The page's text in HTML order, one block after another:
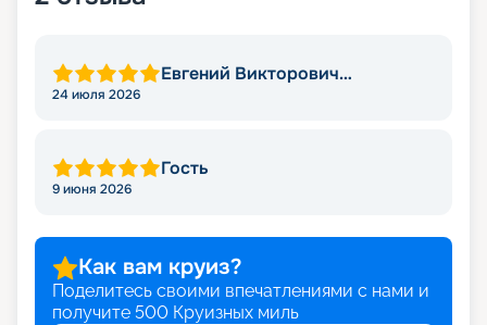
Евгений Викторович
24 июля 2026
Гость
9 июня 2026
Как вам круиз?
Поделитесь своими впечатлениями с нами и
получите 500 Круизных миль